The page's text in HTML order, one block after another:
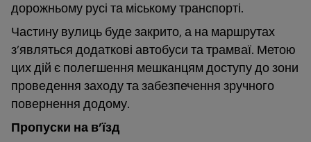
дорожньому русі та міському транспорті.
Частину вулиць буде закрито, а на маршрутах
з’являться додаткові автобуси та трамваї. Метою
цих дій є полегшення мешканцям доступу до зони
проведення заходу та забезпечення зручного
повернення додому.
Пропуски на в’їзд